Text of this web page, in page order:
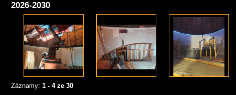
2026-2030
Záznamy: 1 - 4 ze 30